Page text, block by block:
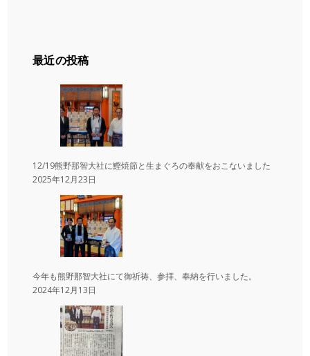
最近の投稿
12/19熊野那智大社に鰹焼節と生まぐろの奉献をおこないました
2025年12月23日
今年も熊野那智大社にて御祈祷、参拝、奉納を行いました。
2024年12月13日